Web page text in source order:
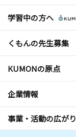
学習中の方へ
くもんの先生募集
KUMONの原点
企業情報
事業・活動の広がり